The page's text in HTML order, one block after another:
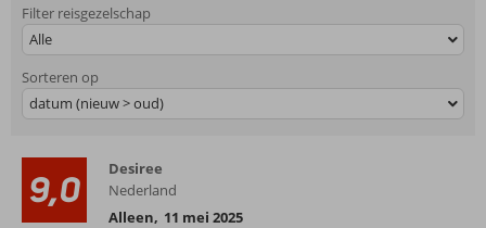
Filter reisgezelschap
Alle
Sorteren op
datum (nieuw > oud)
9,0
Desiree
Nederland
Alleen, 11 mei 2025